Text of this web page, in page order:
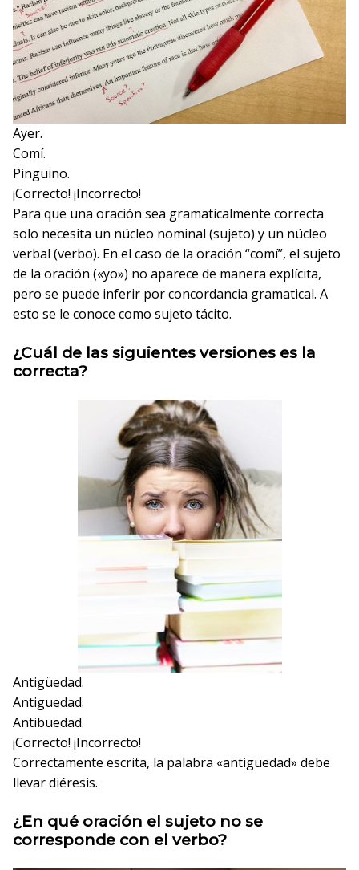
Ayer.
Comí.
Pingüino.
¡Correcto! ¡Incorrecto!
Para que una oración sea gramaticalmente correcta
solo necesita un núcleo nominal (sujeto) y un núcleo
verbal (verbo). En el caso de la oración “comí”, el sujeto
de la oración («yo») no aparece de manera explícita,
pero se puede inferir por concordancia gramatical. A
esto se le conoce como sujeto tácito.
¿Cuál de las siguientes versiones es la
correcta?
Antigüedad.
Antiguedad.
Antibuedad.
¡Correcto! ¡Incorrecto!
Correctamente escrita, la palabra «antigüedad» debe
llevar diéresis.
¿En qué oración el sujeto no se
corresponde con el verbo?